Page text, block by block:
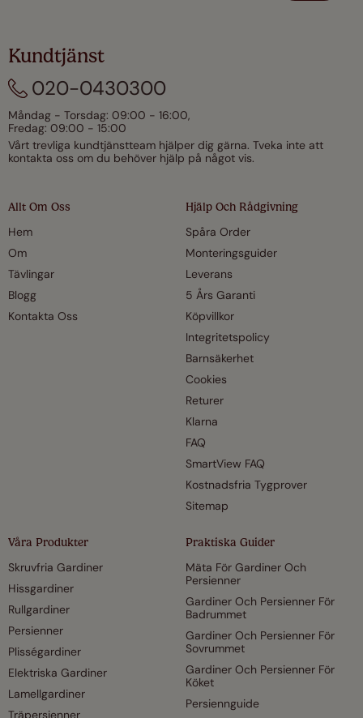
Allt Om Oss
Hem
Om
Tävlingar
Blogg
Kontakta Oss
Hjälp Och Rådgivning
Spåra Order
Monteringsguider
Leverans
5 Års Garanti
Köpvillkor
Integritetspolicy
Barnsäkerhet
Cookies
Returer
Klarna
FAQ
SmartView FAQ
Kostnadsfria Tygprover
Sitemap
Våra Produkter
Skruvfria Gardiner
Hissgardiner
Rullgardiner
Persienner
Plisségardiner
Elektriska Gardiner
Lamellgardiner
Träpersienner
Praktiska Guider
Mäta För Gardiner Och
Persienner
Gardiner Och Persienner För
Badrummet
Gardiner Och Persienner För
Sovrummet
Gardiner Och Persienner För
Köket
Persiennguide
Kundtjänst
020-0430300
Måndag - Torsdag: 09:00 - 16:00,
Fredag: 09:00 - 15:00
Vårt trevliga kundtjänstteam hjälper dig gärna. Tveka inte att
kontakta oss om du behöver hjälp på något vis.